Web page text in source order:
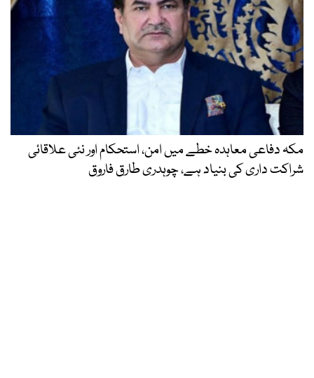
مکہ دفاعی معاہدہ خطے میں امن، استحکام اور نئی علاقائی
شراکت داری کی بنیاد ہے، چوہدری طارق فاروق